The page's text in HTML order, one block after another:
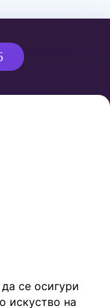
се осигури
искуство на